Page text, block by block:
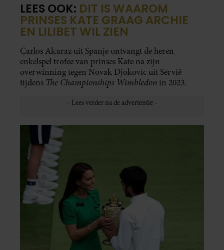
LEES OOK: DIT IS WAAROM
PRINSES KATE GRAAG ARCHIE
EN LILIBET WIL ZIEN
Carlos Alcaraz uit Spanje ontvangt de heren
enkelspel trofee van prinses Kate na zijn
overwinning tegen Novak Djokovic uit Servië
tijdens The Championships Wimbledon in 2023.